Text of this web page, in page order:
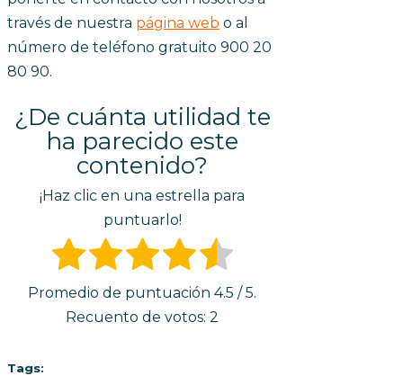
través de nuestra página web o al
número de teléfono gratuito 900 20
80 90.
¿De cuánta utilidad te
ha parecido este
contenido?
¡Haz clic en una estrella para
puntuarlo!
Promedio de puntuación 4.5 / 5.
Recuento de votos: 2
Tags: